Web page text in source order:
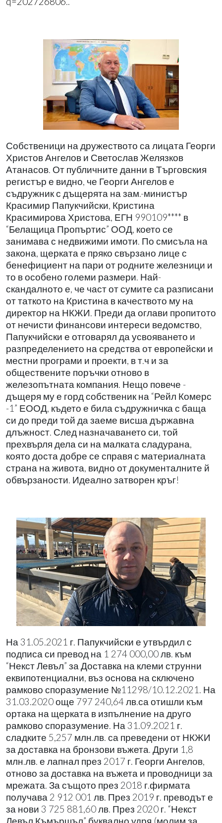
Собственици на дружеството са лицата Георги
Христов Ангелов и Светослав Желязков
Атанасов. От публичните данни в Търговския
регистър е видно, че Георги Ангелов е
съдружник с дъщерята на зам.-министър
Красимир Папукчийски, Кристина
Красимирова Христова, ЕГН 990109**** в
“Белащица Пропъртис” ООД, което се
занимава с недвижими имоти. По смисъла на
закона, щерката е пряко свързано лице с
бенефициент на пари от родните железници и
то в особено големи размери. Най-
скандалното е, че част от сумите са разписани
от таткото на Кристина в качеството му на
директор на НКЖИ. Преди да оглави пропитото
от нечисти финансови интереси ведомство,
Папукчийски е отговарял да усвояването и
разпределението на средства от европейски и
местни програми и проекти, в т.ч и за
обществените поръчки отново в
железопътната компания. Нещо повече -
дъщеря му е горд собственик на “Рейл Комерс
-1” ЕООД, където е била съдружничка с баща
си до преди той да заеме висша държавна
длъжност. След назначаването си, той
прехвърля дела си на малката сладурана,
която доста добре се справя с материалната
страна на живота, видно от документалните й
обвързаности. Идеално затворен кръг!
На 31.05.2021 г. Папукчийски е утвърдил с
подписа си превод на 1 274 000,00 лв. към
“Некст Левъл” за Доставка на клеми струнни
еквипотенциални, въз основа на сключено
рамково споразумение №11298/10.12.2021. На
31.03.2020 още 797 240,64 лв.са отишли към
ортака на щерката в изпълнение на друго
рамково споразумение. На 31.09.2021 г.
сладките 5,257 млн.лв. са преведени от НКЖИ
за доставка на бронзови въжета. Други 1,8
млн.лв. е лапнал през 2017 г. Георги Ангелов,
отново за доставка на въжета и проводници за
мрежата. За същото през 2018 г.фирмата
получава 2 912 001 лв. През 2019 г. преводът е
за нови 3 725 881,60 лв. През 2020 г. “Некст